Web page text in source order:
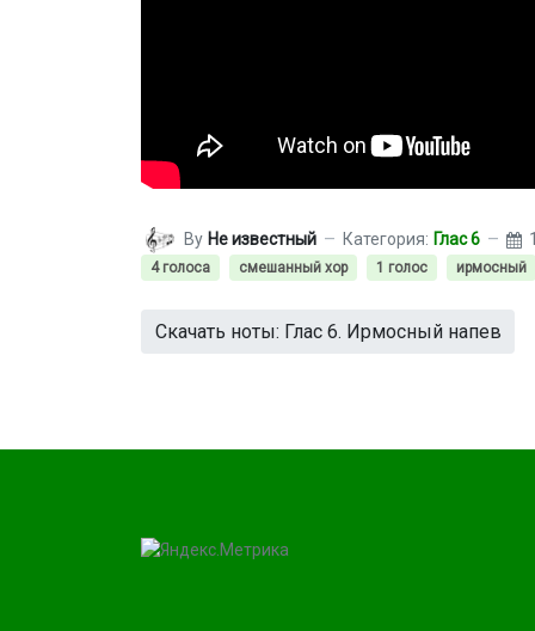
By Не известный Категория: Глас 6
4 голоса смешанный хор 1 голос ирмосный
Скачать ноты: Глас 6. Ирмосный напев